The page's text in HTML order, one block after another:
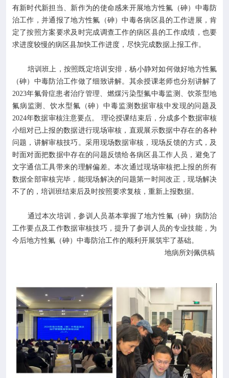
有新时代新担当、新作为的使命感来开展地方性氟（砷）中毒防
治工作，并通报了地方性氟（砷）中毒各病区县的工作进展，肯
定了按照方案要求及时完成调查工作的病区县的工作成绩，也要
求进度较慢的病区县加快工作进度，尽快完成数据上报工作。
培训班上，按照既定培训安排，杨小静对如何做好地方性氟
（砷）中毒防治工作做了细致讲解。其余授课老师也分别讲解了
2023年氟骨症患者治疗管理、燃煤污染型氟中毒监测、饮茶型地
氟病监测、饮水型氟（砷）中毒监测数据审核中发现的问题及
2024年数据审核注意要点。 理论授课结束后，分成多个数据审核
小组对已上报的数据进行现场审核，直观展示数据中存在的各种
问题，讲解审核技巧。采用现场数据审核，现场反馈的方式，及
时面对面把数据中存在的问题反馈给各病区县工作人员，避免了
文字通信工具带来的理解偏差。本次通过现场审核把上报的所有
数据全部审核完毕，能现场解决的问题第一时间改正，现场解决
不了的，培训班结束后及时按照要求复核，重新上报数据。
通过本次培训，参训人员基本掌握了地方性氟（砷）病防治
工作要点及工作数据审核技巧，提升了参训人员的专业技能，为
今后地方性氟（砷）中毒防治工作的顺利开展筑牢了基础。
地病所刘佩供稿